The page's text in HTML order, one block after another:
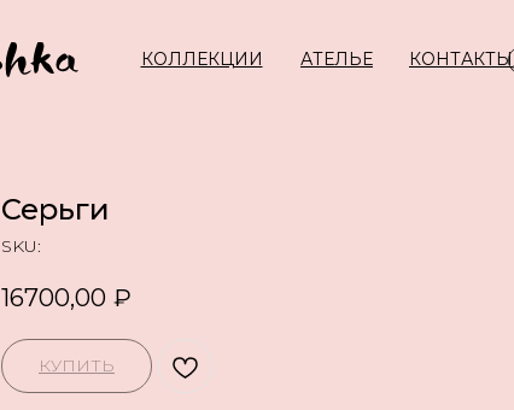
АТЕЛЬЕ
КОЛЛЕКЦИИ КОНТАКТЫ
Серьги
SKU:
16700,00 ₽
КУПИТЬ